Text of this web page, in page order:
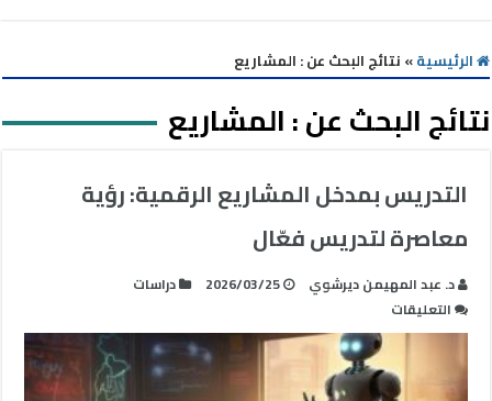
الرئيسية» نتائج البحث عن : المشاريع
نتائج البحث عن :المشاريع
التدريس بمدخل المشاريع الرقمية: رؤية
معاصرة لتدريس فعّال
د. عبد المهيمن ديرشوي 2026/03/25
دراسات
التعليقات
التدريس
بمدخل
المشاريع